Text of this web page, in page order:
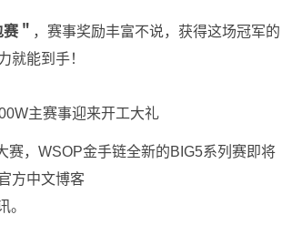
＂ ，赛事奖励丰富不说，获得这场冠军的
就能到手！
，WSOP金手链全新的BIG5系列赛即将
方中文博客
。